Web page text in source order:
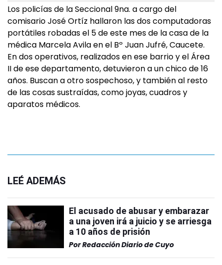
Los policías de la Seccional 9na. a cargo del
comisario José Ortíz hallaron las dos computadoras
portátiles robadas el 5 de este mes de la casa de la
médica Marcela Avila en el Bº Juan Jufré, Caucete.
En dos operativos, realizados en ese barrio y el Área
II de ese departamento, detuvieron a un chico de 16
años. Buscan a otro sospechoso, y también al resto
de las cosas sustraídas, como joyas, cuadros y
aparatos médicos.
LEÉ ADEMÁS
El acusado de abusar y embarazar
a una joven irá a juicio y se arriesga
a 10 años de prisión
PorRedacción Diario de Cuyo